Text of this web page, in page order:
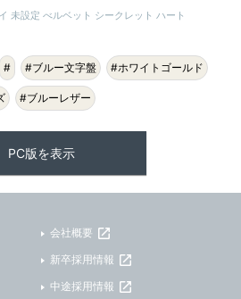
未設定 べルベット シークレット ハート
# #ブルー文字盤 #ホワイトゴールド
#ブルーレザー
PC版を表示
会社概要
新卒採用情報
中途採用情報